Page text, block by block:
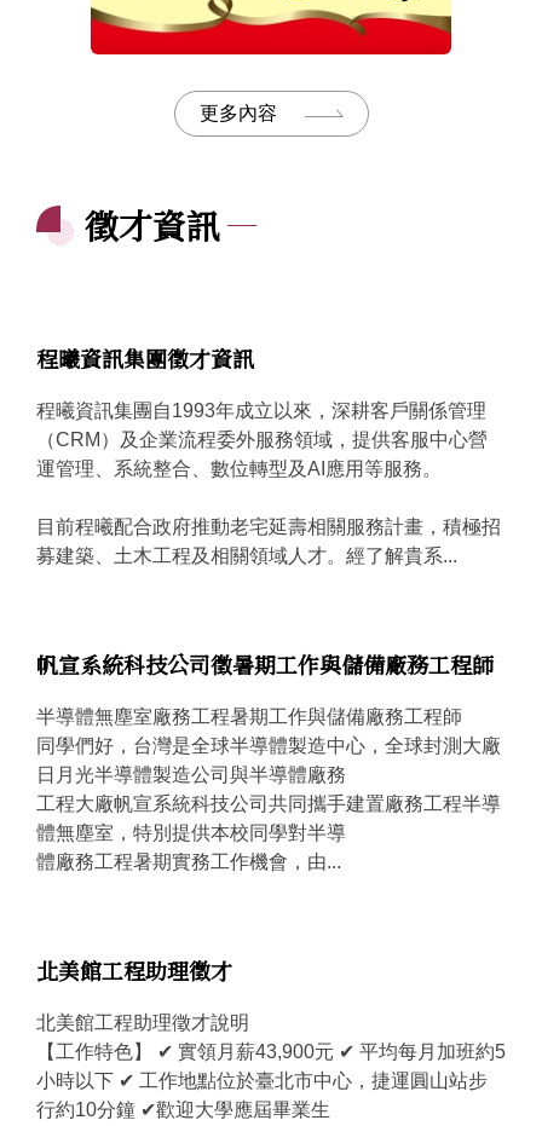
更多內容
徵才資訊
程曦資訊集團徵才資訊
程曦資訊集團自1993年成立以來，深耕客戶關係管理
（CRM）及企業流程委外服務領域，提供客服中心營
運管理、系統整合、數位轉型及AI應用等服務。
目前程曦配合政府推動老宅延壽相關服務計畫，積極招
募建築、土木工程及相關領域人才。經了解貴系...
帆宣系統科技公司徵暑期工作與儲備廠務工程師
半導體無塵室廠務工程暑期工作與儲備廠務工程師
同學們好，台灣是全球半導體製造中心，全球封測大廠
日月光半導體製造公司與半導體廠務
工程大廠帆宣系統科技公司共同攜手建置廠務工程半導
體無塵室，特別提供本校同學對半導
體廠務工程暑期實務工作機會，由...
北美館工程助理徵才
北美館工程助理徵才說明
【工作特色】 ✔ 實領月薪43,900元 ✔ 平均每月加班約5
小時以下 ✔ 工作地點位於臺北市中心，捷運圓山站步
行約10分鐘 ✔歡迎大學應屆畢業生